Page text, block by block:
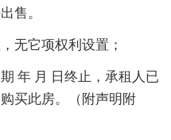
售。
无它项权利设置；
年 月 日终止，承租人已
买此房。（附声明附